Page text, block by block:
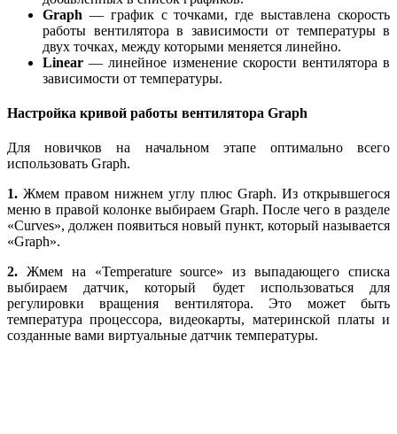
Graph — график с точками, где выставлена скорость
работы вентилятора в зависимости от температуры в
двух точках, между которыми меняется линейно.
Linear — линейное изменение скорости вентилятора в
зависимости от температуры.
Настройка кривой работы вентилятора Graph
Для новичков на начальном этапе оптимально всего
использовать Graph.
1. Жмем правом нижнем углу плюс Graph. Из открывшегося
меню в правой колонке выбираем Graph. После чего в разделе
«Curves», должен появиться новый пункт, который называется
«Graph».
2. Жмем на «Temperature source» из выпадающего списка
выбираем датчик, который будет использоваться для
регулировки вращения вентилятора. Это может быть
температура процессора, видеокарты, материнской платы и
созданные вами виртуальные датчик температуры.